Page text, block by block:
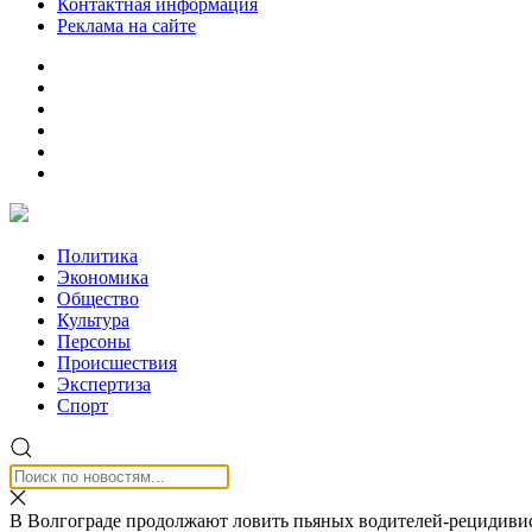
Контактная информация
Реклама на сайте
Политика
Экономика
Общество
Культура
Персоны
Происшествия
Экспертиза
Спорт
В Волгограде продолжают ловить пьяных водителей-